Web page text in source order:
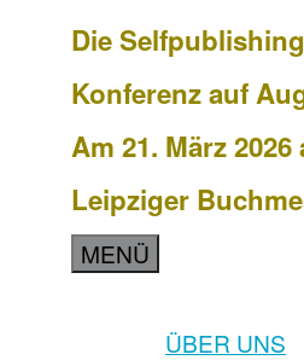
Die
Konferenz auf
Am 21. März
Leipziger
MENÜ
ÜBER UNS